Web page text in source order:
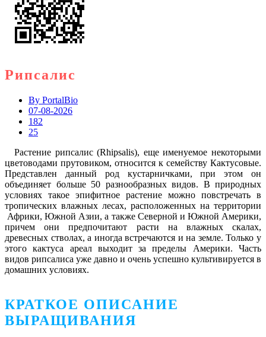
Рипсалис
By PortalBio
07-08-2026
182
25
Растение рипсалис (Rhipsalis), еще именуемое некоторыми
цветоводами прутовиком, относится к семейству Кактусовые.
Представлен данный род кустарничками, при этом он
объединяет больше 50 разнообразных видов. В природных
условиях такое эпифитное растение можно повстречать в
тропических влажных лесах, расположенных на территории
Африки, Южной Азии, а также Северной и Южной Америки,
причем они предпочитают расти на влажных скалах,
древесных стволах, а иногда встречаются и на земле. Только у
этого кактуса ареал выходит за пределы Америки. Часть
видов рипсалиса уже давно и очень успешно культивируется в
домашних условиях.
КРАТКОЕ ОПИСАНИЕ
ВЫРАЩИВАНИЯ